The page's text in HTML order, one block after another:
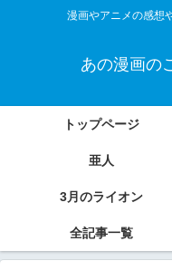
漫画やアニメの感想
あの漫画の
トップページ
亜人
3月のライオン
全記事一覧